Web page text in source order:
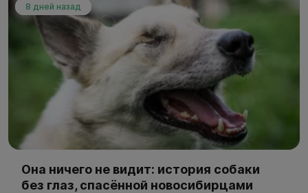
8 дней назад
Она ничего не видит: история собаки
без глаз, спасённой новосибирцами